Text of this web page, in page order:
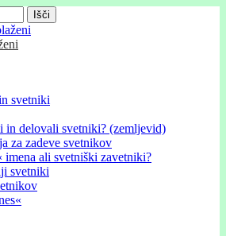
svetniki
in delovali svetniki? (zemljevid)
za zadeve svetnikov
imena ali svetniški zavetniki?
svetniki